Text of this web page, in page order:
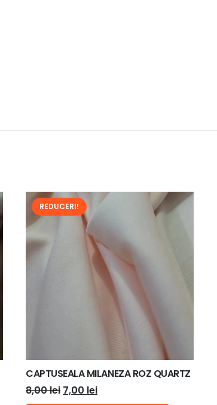
REDUCERI!
CAPTUSEALA MILANEZA ROZ QUARTZ
8,00lei Prețul
7,00 leiPrețul